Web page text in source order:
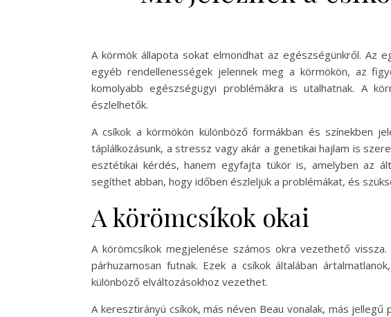
A körmök állapota sokat elmondhat az egészségünkről. Az
egyéb rendellenességek jelennek meg a körmökön, az
komolyabb egészségügyi problémákra is utalhatnak. A
észlelhetők.
A csíkok a körmökön különböző formákban és színekben
táplálkozásunk, a stressz vagy akár a genetikai hajlam is
esztétikai kérdés, hanem egyfajta tükör is, amelyben az
segíthet abban, hogy időben észleljük a problémákat, és
A körömcsíkok okai
A körömcsíkok megjelenése számos okra vezethető
párhuzamosan futnak. Ezek a csíkok általában
különböző elváltozásokhoz vezethet.
A keresztirányú csíkok, más néven Beau vonalak, más